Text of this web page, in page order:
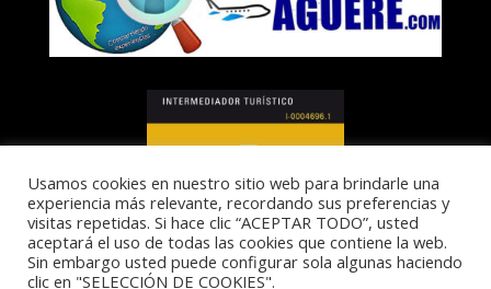
Usamos cookies en nuestro sitio web para brindarle una
experiencia más relevante, recordando sus preferencias y
visitas repetidas. Si hace clic “ACEPTAR TODO”, usted
aceptará el uso de todas las cookies que contiene la web.
Sin embargo usted puede configurar sola algunas haciendo
clic en "SELECCIÓN DE COOKIES".